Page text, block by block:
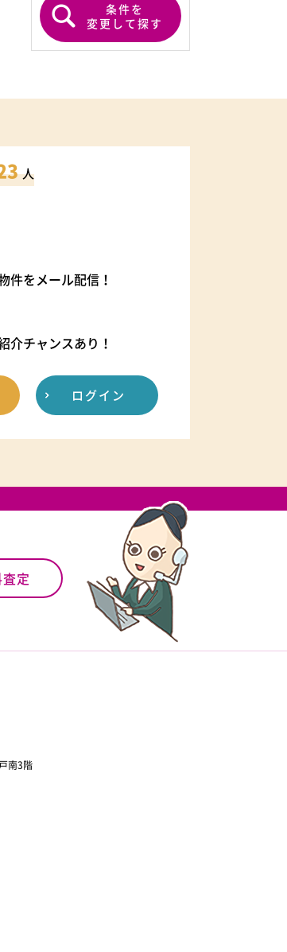
条件を
変更して探す
人
件をメール配信！
介チャンスあり！
ログイン
定
南3階